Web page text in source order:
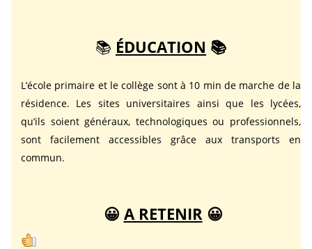
📚 ÉDUCATION 📚
L’école primaire et le collège sont à 10 min de marche de la
résidence. Les sites universitaires ainsi que les lycées,
qu’ils soient généraux, technologiques ou professionnels,
sont facilement accessibles grâce aux transports en
commun.
😀 A RETENIR 😀